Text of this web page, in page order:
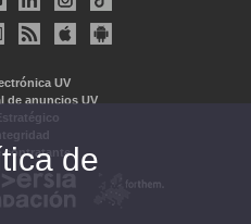
UV
de anuncios UV
contratantede